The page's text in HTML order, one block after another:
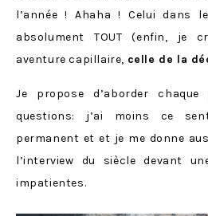
l’année ! Ahaha ! Celui dans
absolument TOUT (enfin, je
aventure capillaire, celle de la
Je propose d’aborder
questions: j’ai moins ce
permanent et et je me donne
l’interview du siècle devant
impatientes.